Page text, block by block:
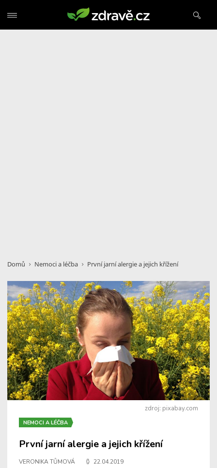
Domů Nemoci a léčba První jarní alergie a jejich křížení
zdroj: pixabay.com
NEMOCI A LÉČBA
První jarní alergie a jejich křížení
VERONIKA TŮMOVÁ 22.04.2019